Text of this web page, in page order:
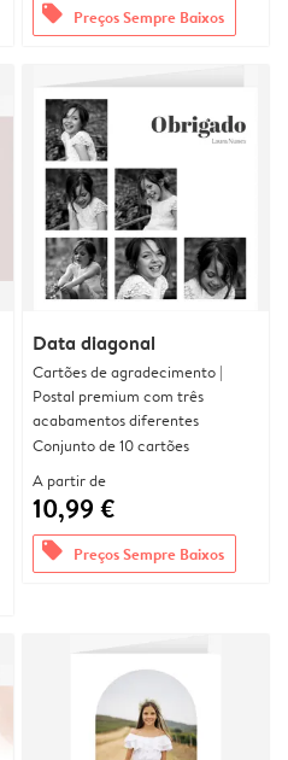
offers Preços Sempre Baixos
Data diagonal
Cartões de agradecimento |
Postal premium com três
acabamentos diferentes
Conjunto de 10 cartões
A partir de
10,99 €
offers Preços Sempre Baixos